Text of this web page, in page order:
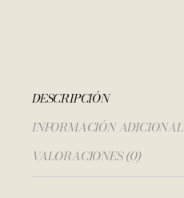
DESCRIPCIÓN
INFORMACIÓN ADICIONAL
VALORACIONES (0)